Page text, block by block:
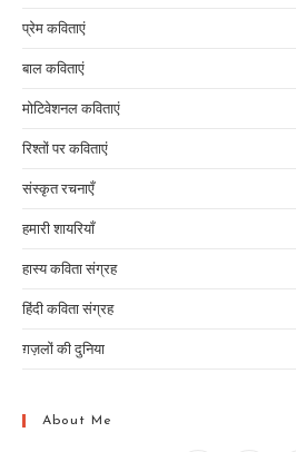
प्रेम कविताएं
बाल कविताएं
मोटिवेशनल कविताएं
रिश्तों पर कविताएं
संस्कृत रचनाएँ
हमारी शायरियाँ
हास्य कविता संग्रह
हिंदी कविता संग्रह
ग़ज़लों की दुनिया
About Me